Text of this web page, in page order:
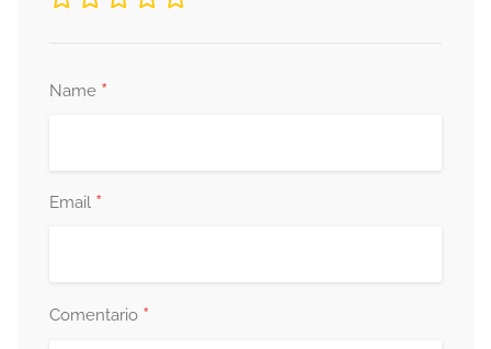
Name *
Email *
Comentario *